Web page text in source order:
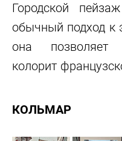
Городской
обычный подход к
она позволяет
колорит
КОЛЬМАР